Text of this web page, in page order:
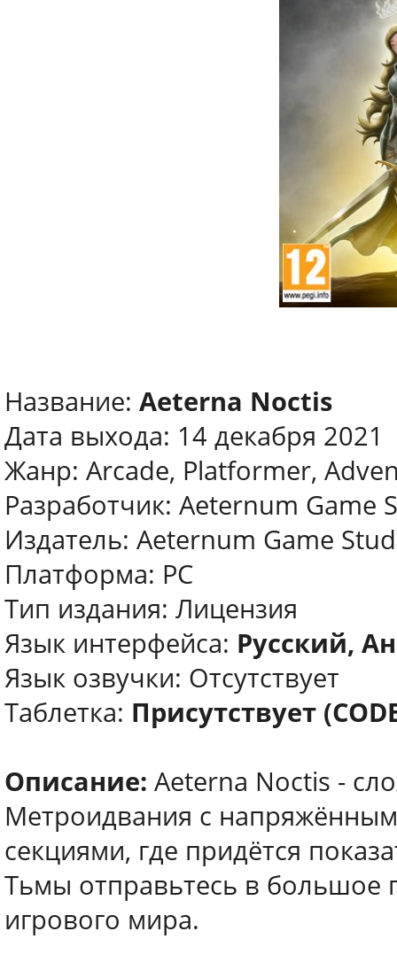
Название: Aeterna Noctis
Дата выхода: 14 декабря 2021
Жанр: Arcade, Platformer,
Разработчик: Aeternum Game
Издатель: Aeternum Game
Платформа: PC
Тип издания: Лицензия
Язык интерфейса: Русский,
Язык озвучки: Отсутствует
Таблетка: Присутствует
Описание: Aeterna Noctis -
Метроидвания с
секциями, где придётся
Тьмы отправьтесь в большое
игрового мира.